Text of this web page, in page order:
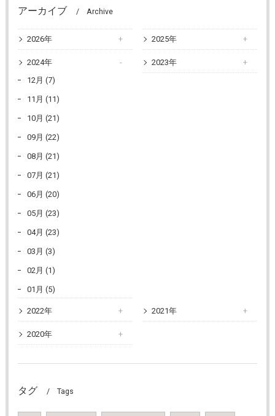
アーカイブ Archive
2026年 2025年
2024年
12月 (7)
11月 (11)
10月 (21)
09月 (22)
08月 (21)
07月 (21)
06月 (20)
05月 (23)
04月 (23)
03月 (3)
02月 (1)
01月 (5)
2023年
2022年 2021年
2020年
タグ Tags